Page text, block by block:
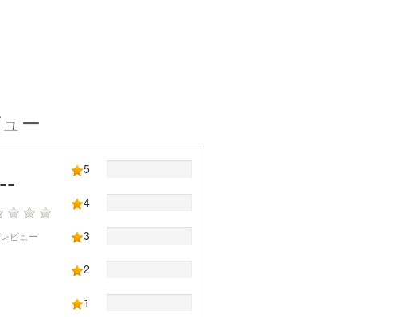
ー
ビュー
5
4
3
2
1